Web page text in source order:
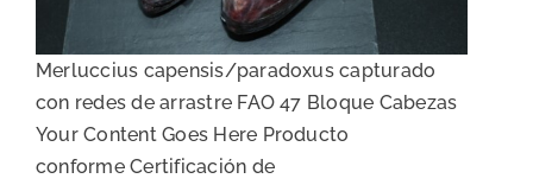
Merluccius capensis/paradoxus capturado
con redes de arrastre FAO 47 Bloque Cabezas
Your Content Goes Here Producto
conforme Certificación de